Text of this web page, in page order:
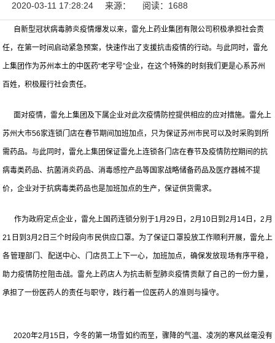
2020-03-11 17:28:24 来源： 阅读：1688
自新型冠状病毒肺炎疫情爆发以来，雷允上药业集团有限公司积极承担社会责
任，在第一时间启动紧急预案，快速作出了支援抗击疫情的行动。与此同时，雷允
上集团作为苏州本土的中医药“老字号”企业，在这个特殊的时刻我们更是心系苏州
百姓，积极履行社会责任。
面对疫情，雷允上集团及下属企业对此次疫情防控提供相应的应对措施。雷允上
苏州大市56家连锁门店在春节期间加班加点，只为保证苏州市民可以及时采购到所
需药品。与此同时，雷允上集团保证雷允上连锁各门店在春节及疫情防控期间的抗
病毒类药品、抗菌消炎药品、消毒感控产品等国家战略储备药品及医疗器械不提
价，企业对于抗病毒类药品也是加班加点的生产，保证供货需求。
作为政府定点企业，雷允上国药连锁分别于1月29日，2月10日到2月14日，2月
21日到3月2日三个时段向市民供应口罩。为了保证口罩投放工作顺利开展，雷允上
各管理部门、配送中心、门店员工上下一心，加班加点，确保发放现场有序平稳，
助力疫情防控阻击战。雷允上药店人为抗击新型肺炎疫情贡献了自己的一份力量，
承担了一份医药人的责任与职守，践行着一位医药人的准则与操守。
2020年2月15日，今冬的第一场雪如约而至，骤降的气温、凌冽的寒风丝毫没有